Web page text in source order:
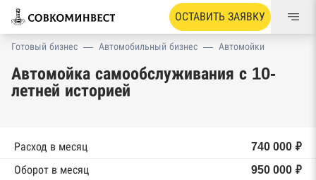
ОСТАВИТЬ ЗАЯВКУ
Готовый бизнес — Автомобильный бизнес — Автомойки
Автомойка самообслуживания с 10-
летней историей
Расход в месяц
740 000 ₽
Оборот в месяц
950 000 ₽